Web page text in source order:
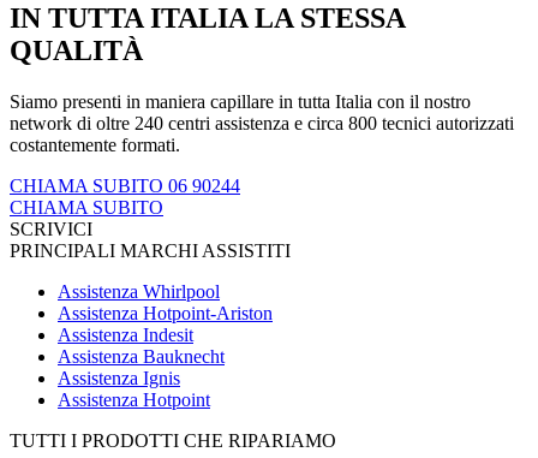
IN TUTTA ITALIA LA STESSA
QUALITÀ
Siamo presenti in maniera capillare in tutta Italia con il nostro
network di oltre 240 centri assistenza e circa 800 tecnici autorizzati
costantemente formati.
CHIAMA SUBITO 06 90244
CHIAMA SUBITO
SCRIVICI
PRINCIPALI MARCHI ASSISTITI
Assistenza Whirlpool
Assistenza Hotpoint-Ariston
Assistenza Indesit
Assistenza Bauknecht
Assistenza Ignis
Assistenza Hotpoint
TUTTI I PRODOTTI CHE RIPARIAMO